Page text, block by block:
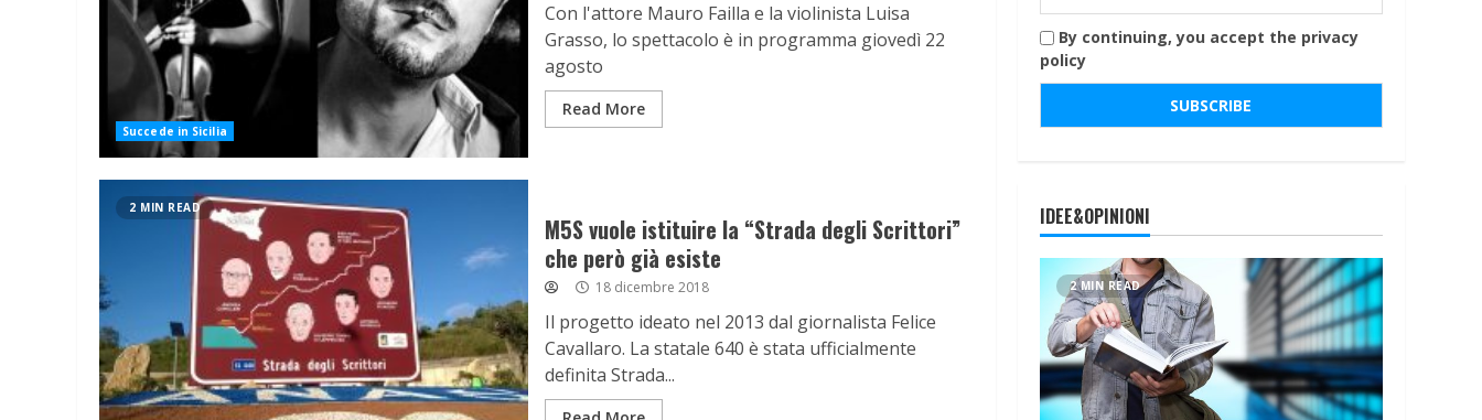
Succede in Sicilia
Con l'attore Mauro Failla e la violinista Luisa
Grasso, lo spettacolo è in programma giovedì 22
agosto
Read More
2 MIN READ
M5S vuole istituire la “Strada degli Scrittori”
che però già esiste
18 dicembre 2018
Il progetto ideato nel 2013 dal giornalista Felice
Cavallaro. La statale 640 è stata ufficialmente
definita Strada...
By continuing, you accept the privacy
policy
IDEE&OPINIONI
2 MIN READ